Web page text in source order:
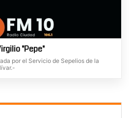
"Pepe"
por el Servicio de Sepelios de la